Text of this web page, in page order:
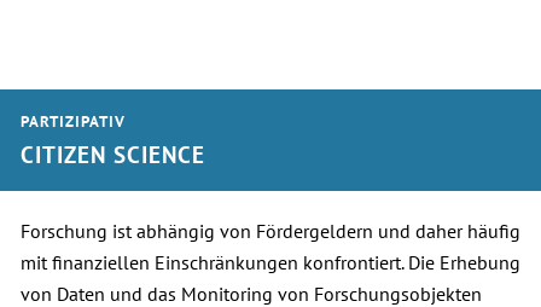
PARTIZIPATIV
CITIZEN SCIENCE
Forschung ist abhängig von Fördergeldern und daher häufig
mit finanziellen Einschränkungen konfrontiert. Die Erhebung
von Daten und das Monitoring von Forschungsobjekten